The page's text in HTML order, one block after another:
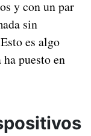
y con un par
sin
es algo
puesto en